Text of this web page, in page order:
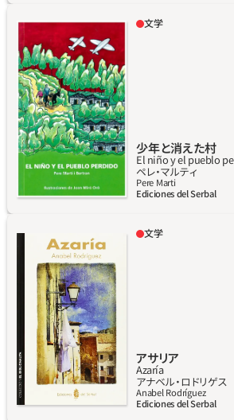
いうべき主人公コンビは、道徳観念なし
勘定が得意な警部と、おばかだが忠実な
交互に警察から遠ざけられたり表彰さ
している。コバルビアスは、機知に富んだ
の呵責ゼロの男で、（触ったもの全てを
変える）ミダス王とは正反対。ミエルダス
王とでも言おうか、手に触れるものす
「黄金ならぬ糞」に変える。
スペイン内戦は終わった瞬間から、文学
スピレーションの源となってきた。本書
をテーマとした作品のひとつ。具体的に
ブロ川の戦い、特にラ・ファタレリャ山
闘から想を得たもの。本書の特徴は、登
は実在の人物だが、小説風にアレンジさ
ること。特定の地方のことを描きながら
界は普遍的で、だれでも共感できる。だ
り無関心ではいられない物語。
詳しく
文学
少年と消えた村
El niño y el pueblo
ペレ‧マルティ
Pere Marti
Ediciones del Serbal
アサリアはのどかな山村。石畳の白い通
の村は、ミゲル・プリモ=デ=リベラの独
による政治の激動とも無縁だった。しか
ティエレス家の高齢の兄妹カンディド
タが殺害されたことで村の日々の平和
破られる。治安警察が慌ただしく介入し
のひとりを逮捕し厳しく尋問したこと
で反乱が起き、中央政府は事件解決のた
ベルト・マルティン警部を送り込んでく
じ頃27歳の独身の娘イネスはひとり、兄
詳しく
文学
アサリア
Azaría
アナベル‧ロドリゲス
Anabel Rodríguez
Ediciones del Serbal